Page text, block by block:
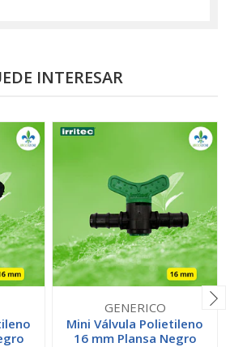
INTERESAR
GENERICO
Mini Válvula Polietileno
16 mm Plansa Negro